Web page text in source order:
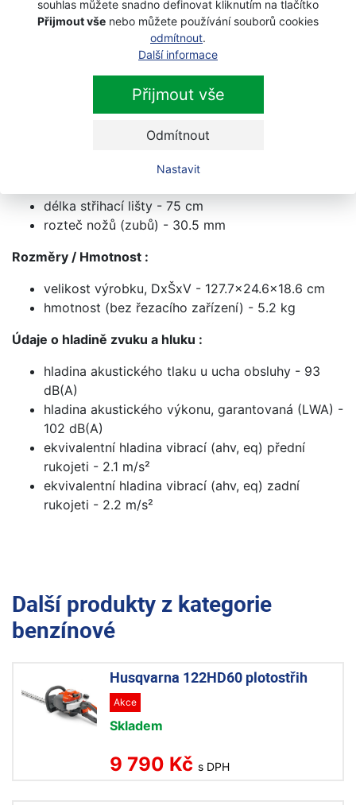
souhlas můžete snadno definovat kliknutím na tlačítko
Přijmout vše nebo můžete používání souborů cookies
odmítnout.
Další informace
Přijmout vše
Odmítnout
Nastavit
zdvihový objem válce - 21.7 cm³
maximální otáčky motoru při zatížení - 7800
objem palivové nádrže - 0.45 l
spotřeba paliva - 0.36 kg/h
rychlost stříhání - 3200 kmitů/min
délka střihací lišty - 75 cm
rozteč nožů (zubů) - 30.5 mm
Rozměry / Hmotnost :
velikost výrobku, DxŠxV - 127.7x24.6x18.6 cm
hmotnost (bez řezacího zařízení) - 5.2 kg
Údaje o hladině zvuku a hluku :
hladina akustického tlaku u ucha obsluhy - 93
dB(A)
hladina akustického výkonu, garantovaná (LWA) -
102 dB(A)
ekvivalentní hladina vibrací (ahv, eq) přední
rukojeti - 2.1 m/s²
ekvivalentní hladina vibrací (ahv, eq) zadní
rukojeti - 2.2 m/s²
Další produkty z kategorie
benzínové
Husqvarna 122HD60 plotostřih
Akce
Skladem
9 790 Kč s DPH